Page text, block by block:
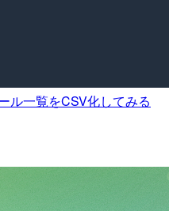
ル一覧をCSV化してみる